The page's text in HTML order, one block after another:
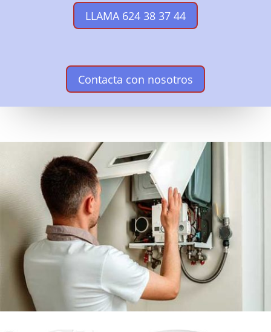
LLAMA 624 38 37 44
Contacta con nosotros